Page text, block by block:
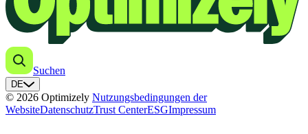
Suchen
DE
© 2026 Optimizely Nutzungsbedingungen der
WebsiteDatenschutzTrust CenterESGImpressum